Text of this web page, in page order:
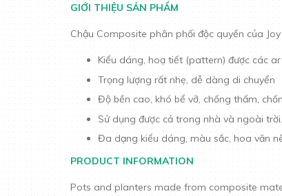
GIỚI THIỆU SẢN PHẨM
Chậu Composite phân phối độc quyền của
Kiểu dáng, hoạ tiết (pattern) được các
Trọng lượng rất nhẹ, dễ dàng di chuyển
Độ bền cao, khó bể vỡ, chống thấm,
Sử dụng được cả trong nhà và ngoài
Đa dạng kiểu dáng, màu sắc, hoa văn
PRODUCT INFORMATION
Pots and planters made from composite